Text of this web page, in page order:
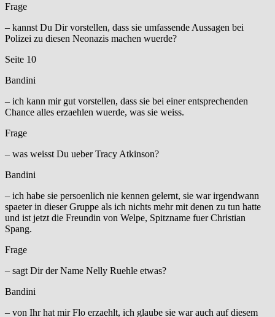
Frage
– kannst Du Dir vorstellen, dass sie umfassende Aussagen bei
Polizei zu diesen Neonazis machen wuerde?
Seite 10
Bandini
– ich kann mir gut vorstellen, dass sie bei einer entsprechenden
Chance alles erzaehlen wuerde, was sie weiss.
Frage
– was weisst Du ueber Tracy Atkinson?
Bandini
– ich habe sie persoenlich nie kennen gelernt, sie war irgendwann
spaeter in dieser Gruppe als ich nichts mehr mit denen zu tun hatte
und ist jetzt die Freundin von Welpe, Spitzname fuer Christian
Spang.
Frage
– sagt Dir der Name Nelly Ruehle etwas?
Bandini
– von Ihr hat mir Flo erzaehlt, ich glaube sie war auch auf diesem